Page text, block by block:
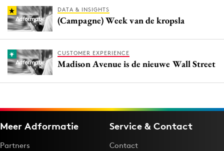
DATA & INSIGHTS
(Campagne) Week van de kropsla
CUSTOMER EXPERIENCE
Madison Avenue is de nieuwe Wall Street
Meer Adformatie
Partners
Service & Contact
Contact